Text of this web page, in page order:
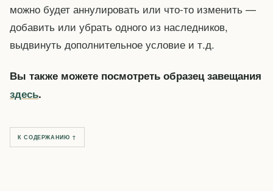
можно будет аннулировать или что-то изменить —
добавить или убрать одного из наследников,
выдвинуть дополнительное условие и т.д.
Вы также можете посмотреть образец завещания
здесь.
К СОДЕРЖАНИЮ ↑